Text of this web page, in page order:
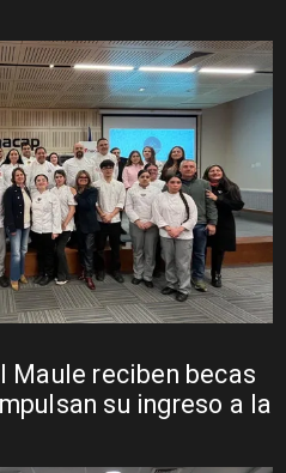
Maule reciben becas
su ingreso a la